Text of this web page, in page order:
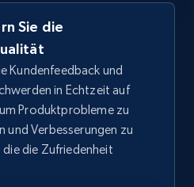
TikTok shop products
Currency, Initial
percent, and more.
Jetzt anfangen
Sie die
Kundenfeedback und
in Echtzeit auf
Produktprobleme zu
und Verbesserungen zu
die Zufriedenheit